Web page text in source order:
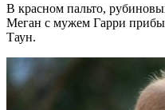
В красном пальто,
Меган с мужем Гарри
Таун.